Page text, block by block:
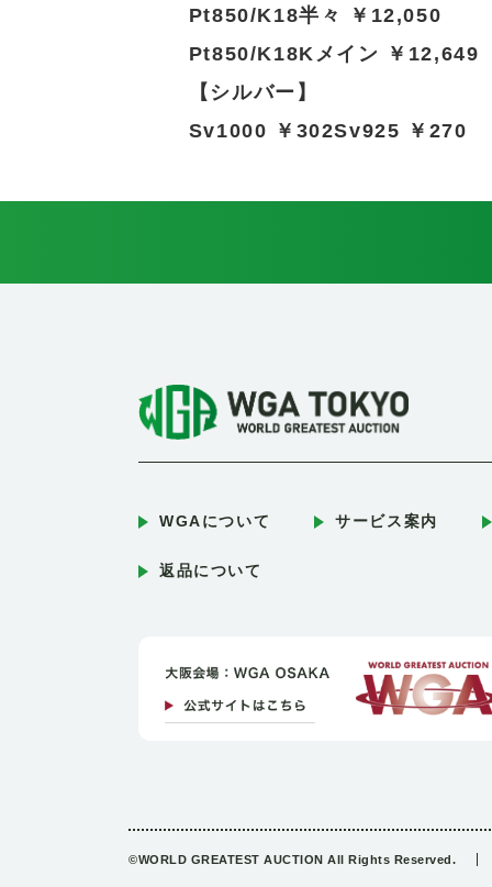
Pt850/K18半々 ￥12,050
Pt850/K18Kメイン ￥12,649
【シルバー】
Sv1000 ￥302Sv925 ￥270
WGAについて サービス案内
返品について
©WORLD GREATEST AUCTION All Rights Reserved.